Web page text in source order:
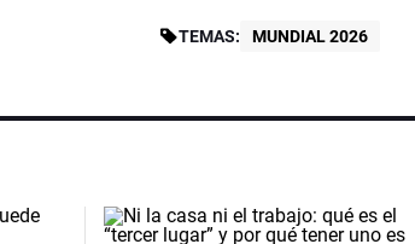
TEMAS: MUNDIAL 2026